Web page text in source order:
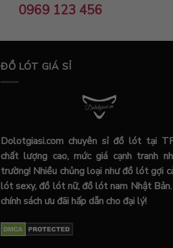
0969 123 456
ĐỒ LÓT GIÁ SỈ
Dolotgiasi.com chuyên sỉ đồ lót tại
chất lượng cao, mức giá cạnh tranh
trường! Nhiều chủng loại như đồ lót gợi
lót sexy, đồ lót nữ, đồ lót nam Nhật
chính sách ưu đãi hấp dẫn cho đại lý!